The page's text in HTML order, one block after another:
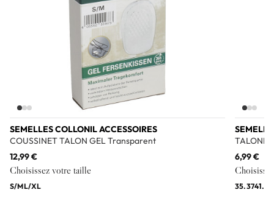
SEMELLES COLLONIL ACCESSOIRES
COUSSINET TALON GEL Transparent
12,99 €
Choisissez votre taille
S/ML/XL
6,99 €
35.3741.43